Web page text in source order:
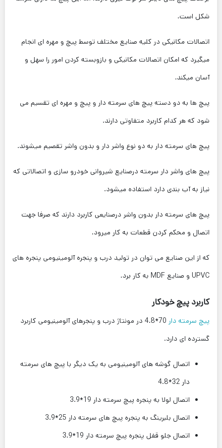
شکل است.
اتصالات مکانیکی در کلیه صنایع مختلف توسط پیچ و مهره ای انجام
میگیرد که امکان اتصالات مکانیکی و بازوبسته کردن امور را سهل و
آسان میکند.
پیچ ها به دو دسته پیچ های سرمته دار و پیچ و مهره ای تقسیم می
شود که هر کدام کاربرد متفاوتی دارند.
پیچ های سرمته دار به دو نوع واشر دار و بدون واشر تقصیم میشوند.
پیچ های واشر دار سرمته درصنایع شیروانی خودرو سازی و اتصالاتی که
نیاز به آب بندی دارد استفاده میشود.
پیچ های سرمته دار بدون واشر درصنایعی کاربرد دارند که صرفا جهت
اتصال و محکم کردن قطعات به کار میرود.
که از این صنایع می توان در تولید درب و پنجره آلومینیومی پنجره های
UPVC و صنایع MDF به کار برد.
کاربرد پیچ خودکار
پیچ سرمته دار
70*4.8 در مونتاژ درب و پنجرهای آلومینیومی کاربرد
گسترده ای دارد.
اتصال گوشه های آلومینیومی به یک دیگر با پیچ های سرمته
دار 32*4.8
اتصال لولا به پنجره پیچ سرمته دار 19*3.9
اتصال بلبرینگ به پنجره پیچ های سرمته دار 25*3.9
اتصال جلو قفل پنجره پیچ سرمته دار 19*3.9